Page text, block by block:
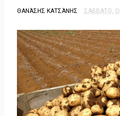
ΘΑΝΆΣΗΣ ΚΑΤΣΆΝΗΣ ΣΆΒΒΑΤΟ,